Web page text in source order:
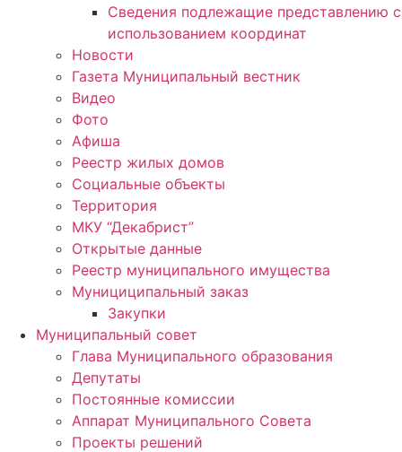
Сведения подлежащие представлению с
использованием координат
Новости
Газета Муниципальный вестник
Видео
Фото
Афиша
Реестр жилых домов
Социальные объекты
Территория
МКУ “Декабрист”
Открытые данные
Реестр муниципального имущества
Мунициципальный заказ
Закупки
Муниципальный совет
Глава Муниципального образования
Депутаты
Постоянные комиссии
Аппарат Муниципального Совета
Проекты решений